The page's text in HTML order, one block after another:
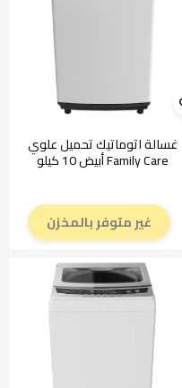
غسالة اتوماتيك تحميل علوي
Family Care أبيض 10 كيلو
غير متوفر بالمخزن